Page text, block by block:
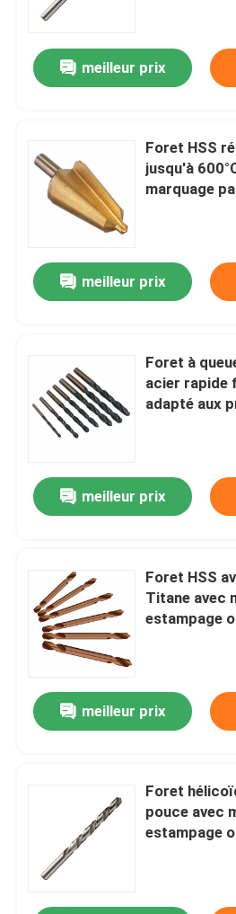
Peu de noyau de diamant
lame de scie circulaire TCT
bits de routeur de menuiserie
Robinets de machine de HSS
meilleur prix
Foret HSS
jusqu'à
marquage
meilleur prix
Foret à
acier rapide
adapté aux
meilleur prix
Foret HSS
Titane avec
estampage
meilleur prix
Foret
pouce avec
estampage